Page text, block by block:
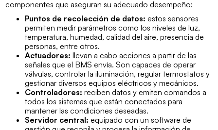
componentes que aseguran su adecuado desempeño:
Puntos de recolección de datos: estos sensores
permiten medir parámetros como los niveles de luz,
temperatura, humedad, calidad del aire, presencia de
personas, entre otros.
Actuadores: llevan a cabo acciones a partir de las
señales que el BMS envía. Son capaces de operar
válvulas, controlar la iluminación, regular termostatos y
gestionar diversos equipos eléctricos y mecánicos.
Controladores: reciben datos y emiten comandos a
todos los sistemas que están conectados para
mantener las condiciones deseadas.
Servidor central: equipado con un software de